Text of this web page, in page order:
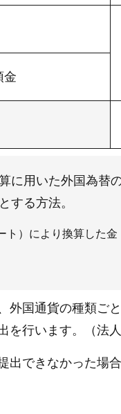
金
に用いた外国為替
する方法。
ト）により換算した金
国通貨の種類ご
行います。（法
できなかった場